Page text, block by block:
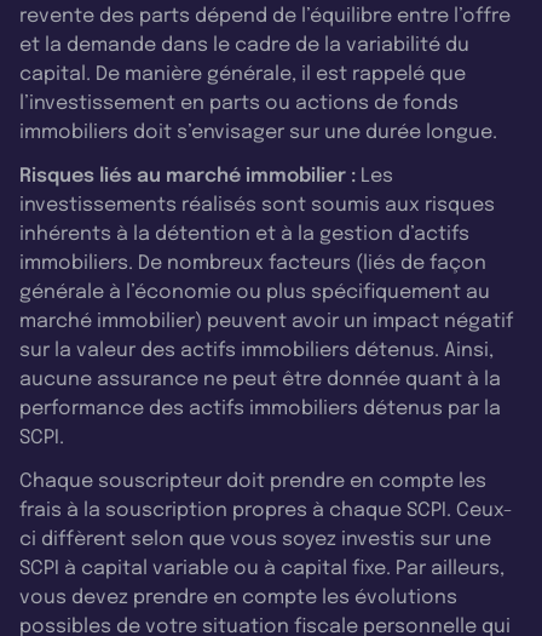
revente des parts dépend de l’équilibre entre l’offre
et la demande dans le cadre de la variabilité du
capital. De manière générale, il est rappelé que
l’investissement en parts ou actions de fonds
immobiliers doit s’envisager sur une durée longue.
Risques liés au marché immobilier : Les
investissements réalisés sont soumis aux risques
inhérents à la détention et à la gestion d’actifs
immobiliers. De nombreux facteurs (liés de façon
générale à l’économie ou plus spécifiquement au
marché immobilier) peuvent avoir un impact négatif
sur la valeur des actifs immobiliers détenus. Ainsi,
aucune assurance ne peut être donnée quant à la
performance des actifs immobiliers détenus par la
SCPI.
Chaque souscripteur doit prendre en compte les
frais à la souscription propres à chaque SCPI. Ceux-
ci diffèrent selon que vous soyez investis sur une
SCPI à capital variable ou à capital fixe. Par ailleurs,
vous devez prendre en compte les évolutions
possibles de votre situation fiscale personnelle qui